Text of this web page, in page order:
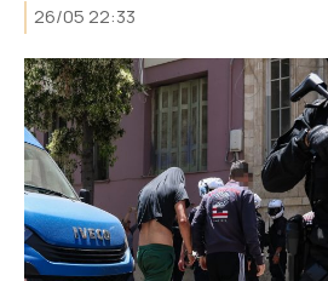
26/05 22:33